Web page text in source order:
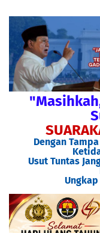
Dengan
Usut Tuntas
Ungkap